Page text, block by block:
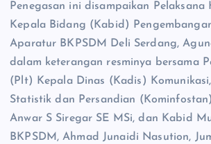
Penegasan ini disampaikan Pelaksana
Kepala Bidang (Kabid)
Aparatur BKPSDM Deli Serdang,
dalam keterangan resminya bersama
(Plt) Kepala Dinas (Kadis)
Statistik dan Persandian
Anwar S Siregar SE MSi, dan Kabid
BKPSDM, Ahmad Junaidi Nasution,